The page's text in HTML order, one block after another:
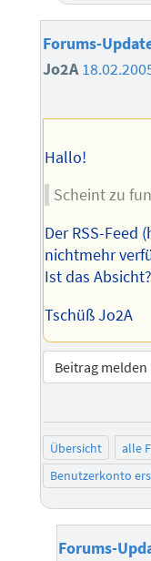
Forums-
Jo2A
Hallo!
Scheint zu
Der RSS-
nichtmehr
Ist das Absicht?
Tschüß Jo2A
Beitrag melden
Übersicht alle
Benutzerkonto
Forums-